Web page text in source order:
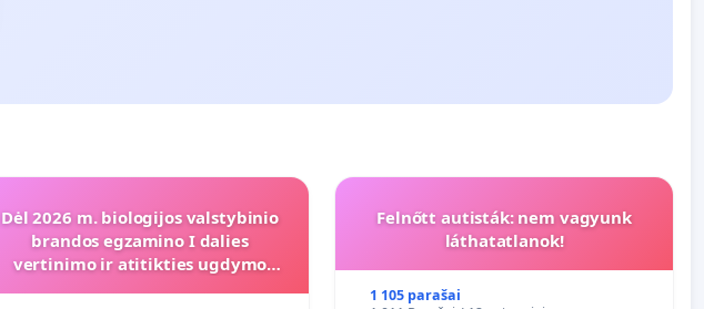
Dėl 2026 m. biologijos valstybinio
brandos egzamino I dalies
vertinimo ir atitikties ugdymo
Felnőtt autisták: nem vagyunk
láthatatlanok!
1 105 parašai